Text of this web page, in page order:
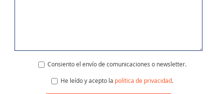
Consiento el envío de comunicaciones o newsletter.
He leído y acepto la política de privacidad.